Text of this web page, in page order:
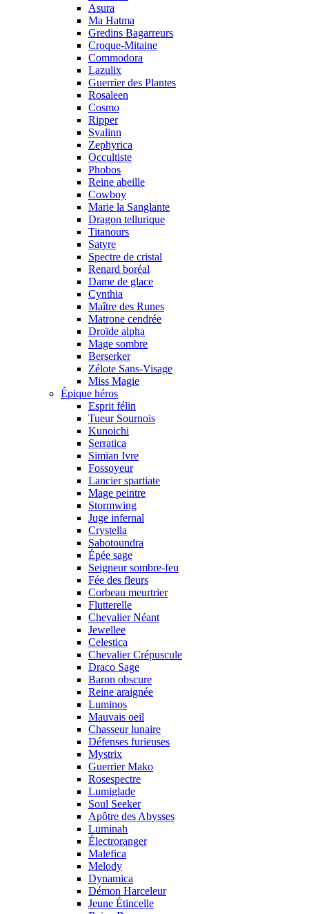
Asura
Ma Hatma
Gredins Bagarreurs
Croque-Mitaine
Commodora
Lazulix
Guerrier des Plantes
Rosaleen
Cosmo
Ripper
Svalinn
Zephyrica
Occultiste
Phobos
Reine abeille
Cowboy
Marie la Sanglante
Dragon tellurique
Titanours
Satyre
Spectre de cristal
Renard boréal
Dame de glace
Cynthia
Maître des Runes
Matrone cendrée
Droïde alpha
Mage sombre
Berserker
Zélote Sans-Visage
Miss Magie
Épique héros
Esprit félin
Tueur Sournois
Kunoichi
Serratica
Simian Ivre
Fossoyeur
Lancier spartiate
Mage peintre
Stormwing
Juge infernal
Crystella
Sabotoundra
Épée sage
Seigneur sombre-feu
Fée des fleurs
Corbeau meurtrier
Flutterelle
Chevalier Néant
Jewellee
Celestica
Chevalier Crépuscule
Draco Sage
Baron obscure
Reine araignée
Luminos
Mauvais oeil
Chasseur lunaire
Défenses furieuses
Mystrix
Guerrier Mako
Rosespectre
Lumiglade
Soul Seeker
Apôtre des Abysses
Luminah
Électroranger
Malefica
Melody
Dynamica
Démon Harceleur
Jeune Étincelle